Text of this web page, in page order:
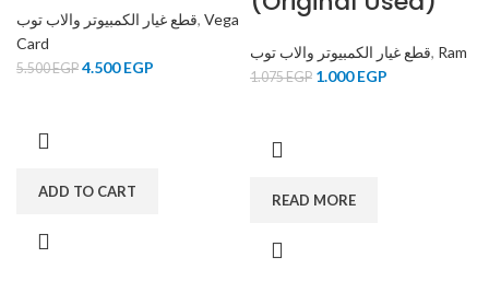
قطع غيار الكمبيوتر والاب توب, Vega
Card
5.500EGP 4.500EGP
ADD TO CART
قطع غيار الكمبيوتر والاب توب, Ram
1.075EGP 1.000EGP
READ MORE